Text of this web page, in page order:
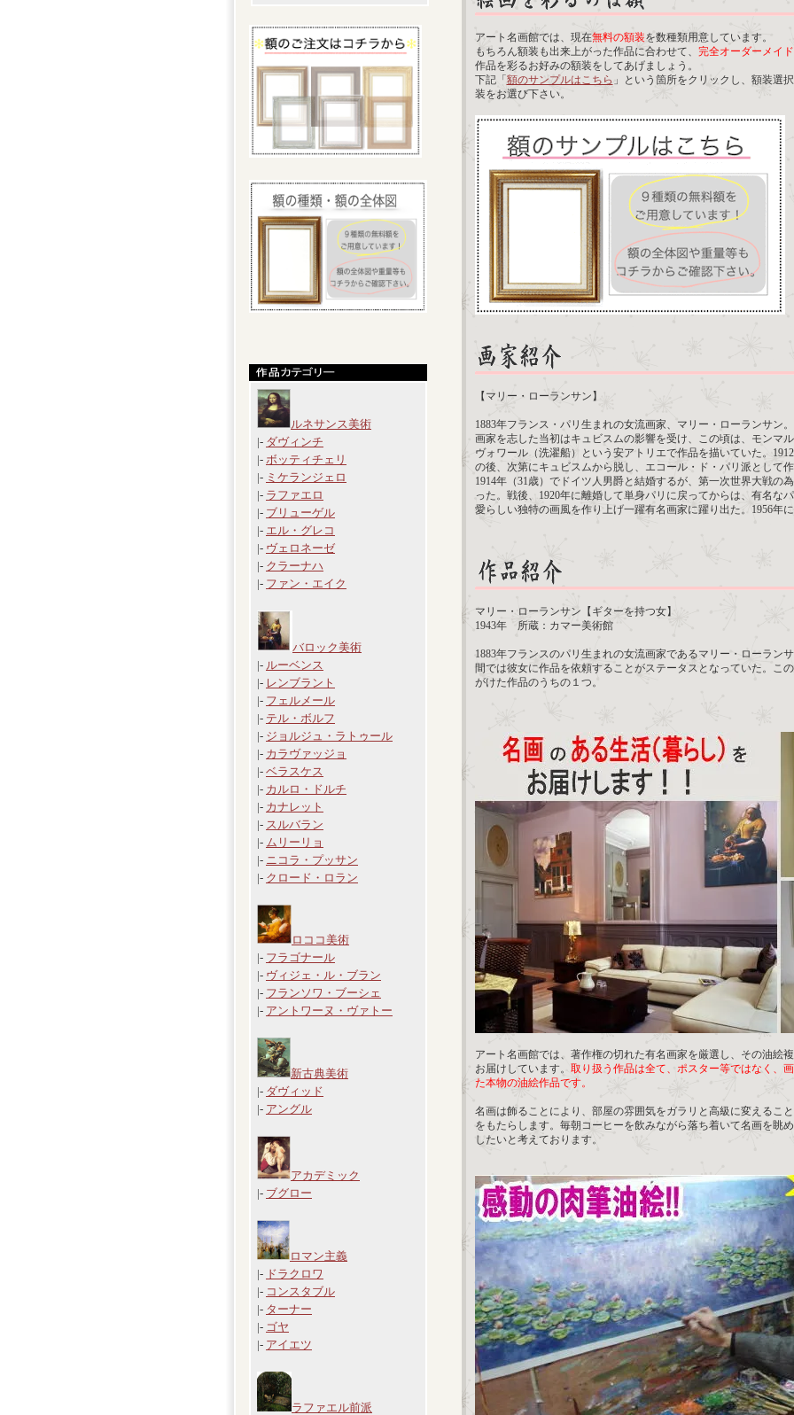
ルネサンス美術
|- ダヴィンチ
|- ボッティチェリ
|- ミケランジェロ
|- ラファエロ
|- ブリューゲル
|- エル・グレコ
|- ヴェロネーゼ
|- クラーナハ
|- ファン・エイク
バロック美術
|- ルーベンス
|- レンブラント
|- フェルメール
|- テル・ボルフ
|- ジョルジュ・ラトゥール
|- カラヴァッジョ
|- ベラスケス
|- カルロ・ドルチ
|- カナレット
|- スルバラン
|- ムリーリョ
|- ニコラ・プッサン
|- クロード・ロラン
ロココ美術
|- フラゴナール
|- ヴィジェ・ル・ブラン
|- フランソワ・ブーシェ
|- アントワーヌ・ヴァトー
新古典美術
|- ダヴィッド
|- アングル
アカデミック
|- ブグロー
ロマン主義
|- ドラクロワ
|- コンスタブル
|- ターナー
|- ゴヤ
|- アイエツ
ラファエル前派
アート名画館では、現在無料の額装を数種類用意しています。
もちろん額装も出来上がった作品に合わせて、 完全オーダーメイド
作品を彩るお好みの額装をしてあげましょう。
下記「 額のサンプルはこちら 」という箇所をクリックし、額装選
装をお選び下さい。
【マリー・ローランサン】
1883年フランス・パリ生まれの女流画家、マリー・ローランサン。
画家を志した当初はキュビスムの影響を受け、この頃は、モンマ
ヴォワール（洗濯船）という安アトリエで作品を描いていた。
の後、次第にキュビスムから脱し、エコール・ド・パリ派として
1914年（31歳）でドイツ人男爵と結婚するが、第一次世界大戦の
った。戦後、1920年に離婚して単身パリに戻ってからは、有名な
愛らしい独特の画風を作り上げ一躍有名画家に躍り出た。1956年
マリー・ローランサン【ギターを持つ女】
1943年 所蔵：カマー美術館
1883年フランスのパリ生まれの女流画家であるマリー・ローラン
間では彼女に作品を依頼することがステータスとなっていた。こ
がけた作品のうちの１つ。
アート名画館では、著作権の切れた有名画家を厳選し、その油絵
お届けしています。 取り扱う作品は全て、ポスター等ではなく、
た本物の油絵作品です。
名画は飾ることにより、部屋の雰囲気をガラリと高級に変えるこ
をもたらします。毎朝コーヒーを飲みながら落ち着いて名画を眺
したいと考えております。